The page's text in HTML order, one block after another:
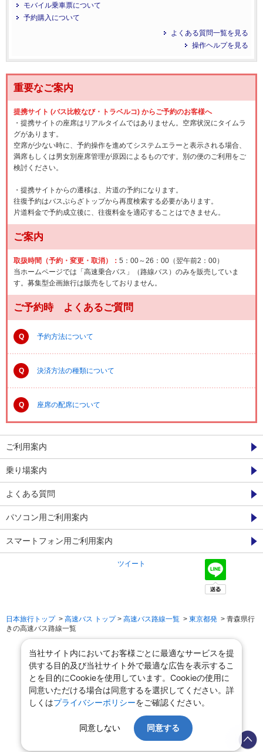
モバイル乗車票について
予約購入について
よくある質問一覧を見る
操作ヘルプを見る
重要なご案内
提携サイト (バス比較なび・トラベルコ) からご予約のお客様へ
・提携サイトの座席はリアルタイムではありません。空席状況にタイムラ
グがあります。
空席が少ない時に、予約操作を進めてシステムエラーと表示される場合、
満席もしくは男女別座席管理が原因によるものです。別の便のご利用をご
検討ください。
・提携サイトからの遷移は、片道の予約になります。
往復予約はバスぷらざトップから再度検索する必要があります。
片道料金で予約成立後に、往復料金を適応することはできません。
ご案内
取扱時間（予約・変更・取消）： 5：00～26：00（翌午前2：00）
当ホームページでは「高速乗合バス」（路線バス）のみを販売していま
す。募集型企画旅行は販売をしておりません。
ご予約時 よくあるご質問
Q 予約方法について
Q 決済方法の種類について
Q 座席の配席について
ご利用案内
乗り場案内
よくある質問
パソコン用ご利用案内
スマートフォン用ご利用案内
ツイート
日本旅行トップ> 高速バス トップ> 高速バス路線一覧 > 東京都発 > 青森県行
きの高速バス路線一覧
当社サイト内においてお客様ごとに最適なサービスを提
供する目的及び当社サイト外で最適な広告を表示するこ
とを目的にCookieを使用しています。Cookieの使用に
同意いただける場合は同意するを選択してください。詳
しくはプライバシーポリシーをご確認ください。
同意しない 同意する